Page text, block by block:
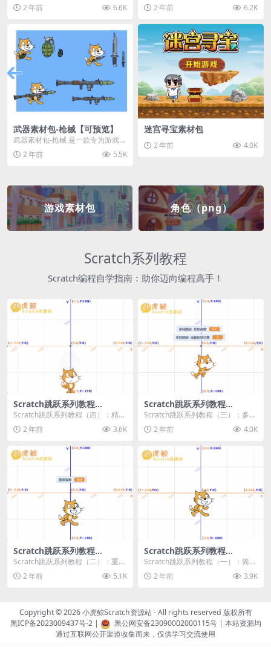
美诱人的水果图像与清脆悦耳的切
割音效，专为追求极致...
2 年前 6.6K
2 年前
6.2K
武器素材包-枪械【可预览】
武器素材包-枪械 是一款专为游戏开
发者和创作者设计的素材包，包含
多种高质量的枪械...
2 年前 5.5K
迷宫寻宝素材包
2 年前 4.0K
游戏素材包 角色（png）
Scratch系列教程
Scratch编程自学指南：助你迈向编程高手！
Scratch跳跃系列教程
（四）：精准着陆
Scratch跳跃系列教程（四）：精准
着陆 作者：小虎鲸Scratch资源站
... 2 年前 3.6K
Scratch跳跃系列教程
（三）：多段跳跃
Scratch跳跃系列教程（三）：多段
跳跃 作者：小虎鲸Scratch资源站
连...2 年前 4.0K
Scratch跳跃系列教程
（二）：重力跳跃
Scratch跳跃系列教程（二）：重力
跳跃 作者：小虎鲸Scratch资源站
按...2 年前 5.1K
Scratch跳跃系列教程
（一）：简单跳跃
Scratch跳跃系列教程（一）：简单
跳跃 作者：小虎鲸Scratch资源站
按...2 年前 3.9K
Copyright © 2026小虎鲸Scratch资源站- All rights reserved 版权所有
黑ICP备2023009437号-2| 黑公网安备23090002000115号| 本站资源均
通过互联网公开渠道收集而来，仅供学习交流使用